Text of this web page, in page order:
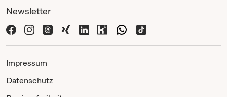
Newsletter
Impressum
Datenschutz